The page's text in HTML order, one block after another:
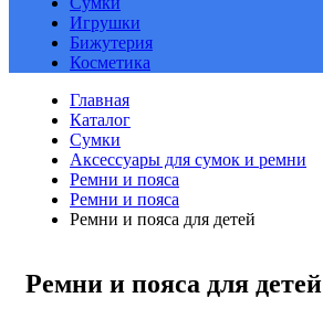
Игрушки
Бижутерия
Косметика
Главная
Каталог
Сумки
Аксессуары для сумок и ремни
Ремни и пояса
Ремни и пояса
Ремни и пояса для детей
Ремни и пояса для детей